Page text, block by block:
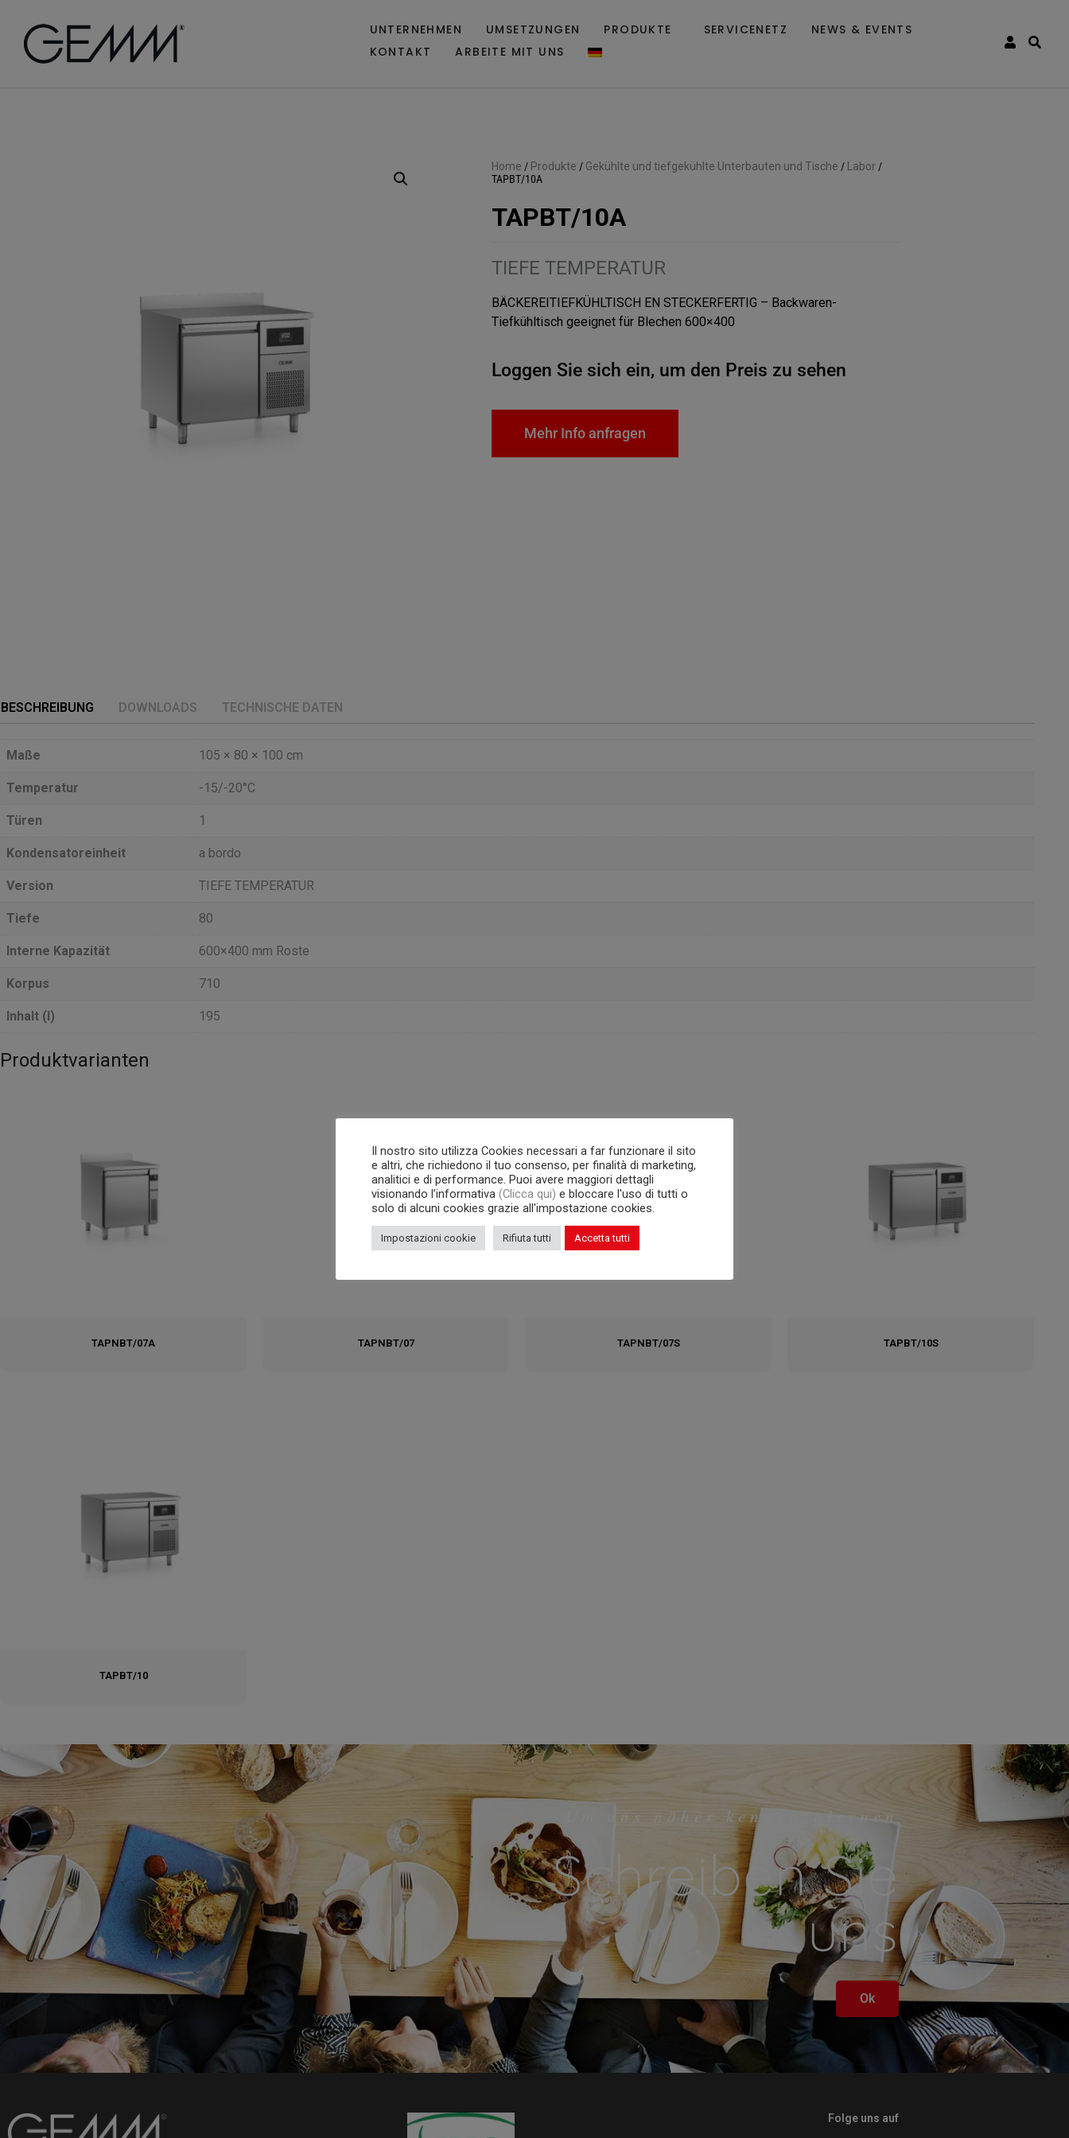
UNTERNEHMEN UMSETZUNGEN PRODUKTE SERVICENETZ
NEWS & EVENTS
KONTAKT
ARBEITE MIT UNS
Home / Produkte / Gekühlte und tiefgekühlte Unterbauten und Tische / Labor /
TAPBT/10A
TAPBT/10A
TIEFE TEMPERATUR
BÄCKEREITIEFKÜHLTISCH EN STECKERFERTIG – Backwaren-
Tiefkühltisch geeignet für Blechen 600×400
Loggen Sie sich ein, um den Preis zu sehen
Mehr Info anfragen
BESCHREIBUNG DOWNLOADS TECHNISCHE DATEN
Maße 105 × 80 × 100 cm
Temperatur -15/-20°C
Türen 1
Kondensatoreinheit a bordo
Version TIEFE TEMPERATUR
Tiefe 80
Interne Kapazität 600×400 mm Roste
Korpus 710
Inhalt (l) 195
Produktvarianten
TAPNBT/07A TAPNBT/07 TAPNBT/07S TAPBT/10S
TAPBT/10
Um uns näher kennenzulernen
Schreiben Sie
uns
Ok
Folge uns auf
Il nostro sito utilizza Cookies necessari a far funzionare il sito
e altri, che richiedono il tuo consenso, per finalità di marketing,
analitici e di performance. Puoi avere maggiori dettagli
visionando l’informativa (Clicca qui) e bloccare l'uso di tutti o
solo di alcuni cookies grazie all'impostazione cookies.
Impostazioni cookie Rifiuta tutti Accetta tutti